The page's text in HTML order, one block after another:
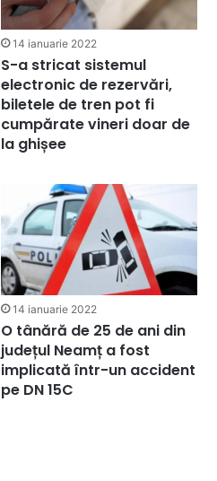
14 ianuarie 2022
S-a stricat sistemul
electronic de rezervări,
biletele de tren pot fi
cumpărate vineri doar de
la ghișee
14 ianuarie 2022
O tânără de 25 de ani din
județul Neamț a fost
implicată într-un accident
pe DN 15C